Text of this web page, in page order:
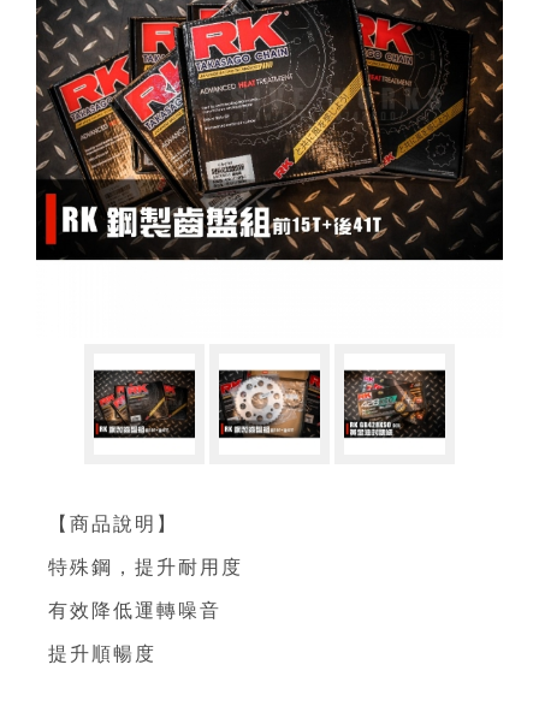
【商品說明】
特殊鋼，提升耐用度
有效降低運轉噪音
提升順暢度